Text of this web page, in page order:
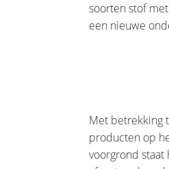
soorten stof
een nieuwe
Met betrekking
producten op
voorgrond